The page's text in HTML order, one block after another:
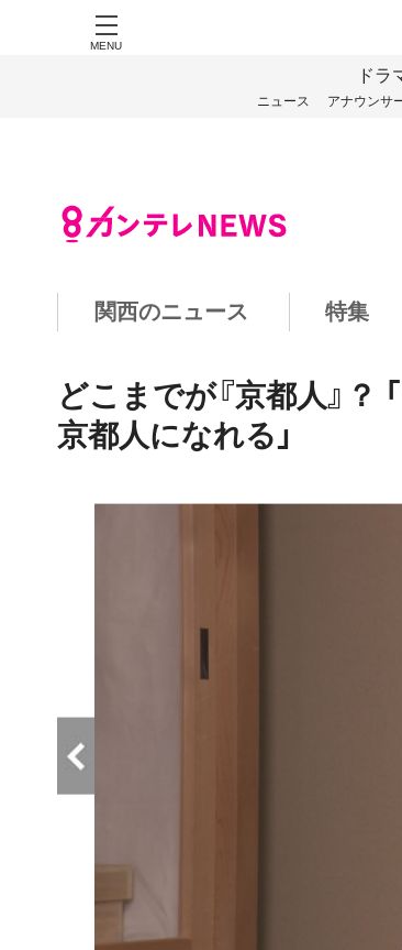
MENU
ドラ
ニュース アナウンサ
関西のニュース 特集
どこまでが『京都人』？
京都人になれる」